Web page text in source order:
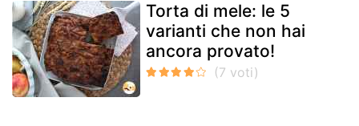
Torta di mele: le 5
varianti che non hai
ancora provato!